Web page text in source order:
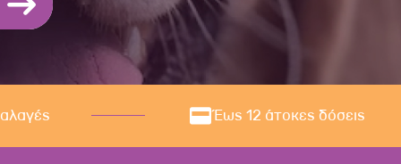
Έως 12 άτοκες δόσεις